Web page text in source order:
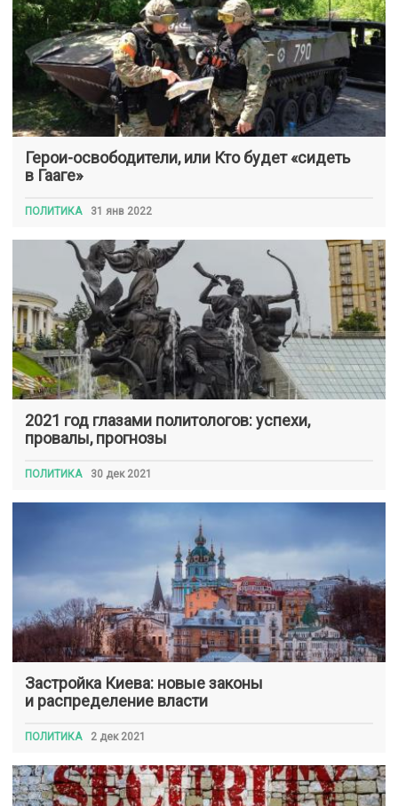
Герои-освободители, или Кто будет «сидеть
в Гааге»
ПОЛИТИКА 31 янв 2022
2021 год глазами политологов: успехи,
провалы, прогнозы
ПОЛИТИКА 30 дек 2021
Застройка Киева: новые законы
и распределение власти
ПОЛИТИКА 2 дек 2021